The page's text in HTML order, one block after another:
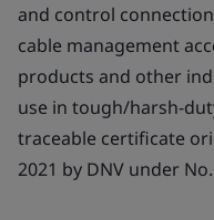
and control
cable management
products and other
use in tough/harsh-
traceable certificate
2021 by DNV under